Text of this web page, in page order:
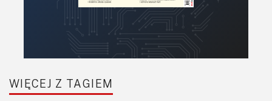
Sensory
WIĘCEJ Z TAGIEM